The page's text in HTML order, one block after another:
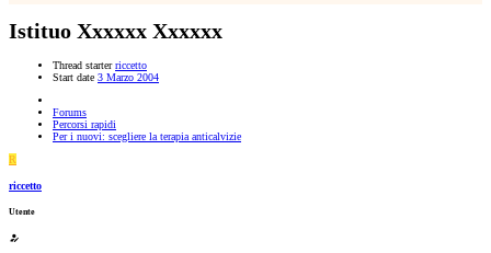
Istituo Xxxxxx Xxxxxx
Thread starter riccetto
Start date 3 Marzo 2004
Forums
Percorsi rapidi
Per i nuovi: scegliere la terapia anticalvizie
R
riccetto
Utente